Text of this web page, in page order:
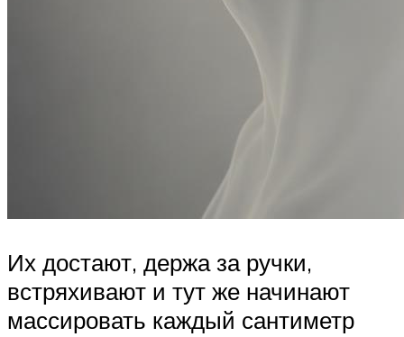
Их достают, держа за ручки,
встряхивают и тут же начинают
массировать каждый сантиметр